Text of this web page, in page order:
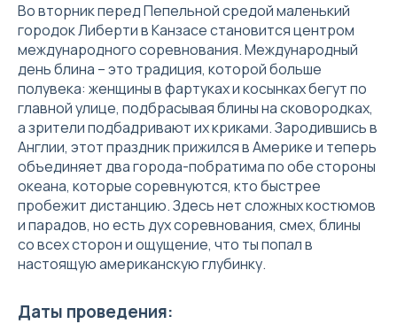
Во вторник перед Пепельной средой маленький
городок Либерти в Канзасе становится центром
международного соревнования. Международный
день блина – это традиция, которой больше
полувека: женщины в фартуках и косынках бегут по
главной улице, подбрасывая блины на сковородках,
а зрители подбадривают их криками. Зародившись в
Англии, этот праздник прижился в Америке и теперь
объединяет два города-побратима по обе стороны
океана, которые соревнуются, кто быстрее
пробежит дистанцию. Здесь нет сложных костюмов
и парадов, но есть дух соревнования, смех, блины
со всех сторон и ощущение, что ты попал в
настоящую американскую глубинку.
Даты проведения: